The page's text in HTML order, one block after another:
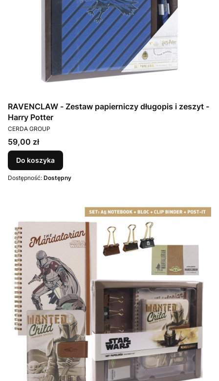
RAVENCLAW - Zestaw papierniczy długopis i zeszyt -
Harry Potter
PRODUCENT
CERDA GROUP
Cena
59,00 zł
Do koszyka
Dostępność: Dostępny